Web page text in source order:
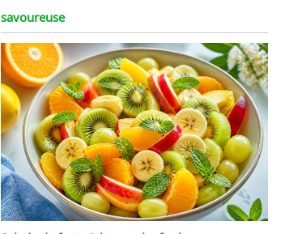
savoureuse